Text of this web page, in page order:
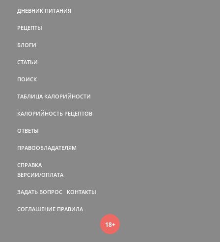
ДНЕВНИК ПИТАНИЯ
РЕЦЕПТЫ
БЛОГИ
СТАТЬИ
ПОИСК
ТАБЛИЦА КАЛОРИЙНОСТИ
КАЛОРИЙНОСТЬ РЕЦЕПТОВ
ОТВЕТЫ
ПРАВООБЛАДАТЕЛЯМ
СПРАВКА
ВЕРСИИ/ОПЛАТА
ЗАДАТЬ ВОПРОС КОНТАКТЫ
СОГЛАШЕНИЕ ПРАВИЛА
18+